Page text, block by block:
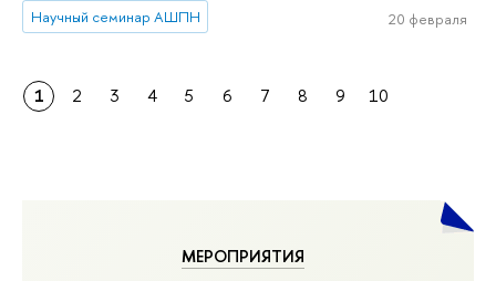
МЕРОПРИЯТИЯ
Научный семинар АШПН 20 февраля
1 2 3 4 5 6 7 8 9 10